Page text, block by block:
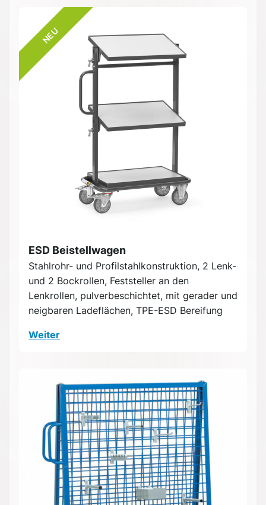
NEU
ESD Beistellwagen
Stahlrohr- und Profilstahlkonstruktion, 2 Lenk-
und 2 Bockrollen, Feststeller an den
Lenkrollen, pulverbeschichtet, mit gerader und
neigbaren Ladeflächen, TPE-ESD Bereifung
Weiter